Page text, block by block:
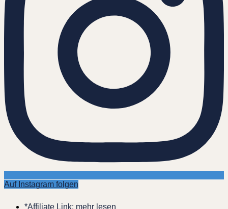
Auf Instagram folgen
*Affiliate Link: mehr lesen